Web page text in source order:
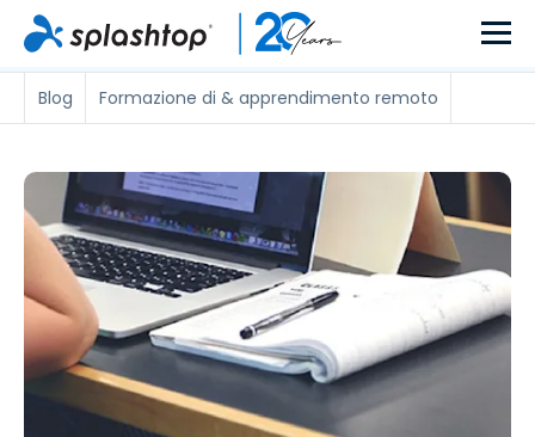
Blog Formazione di & apprendimento remoto